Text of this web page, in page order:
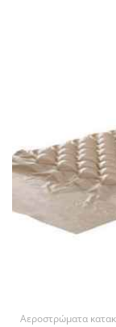
Αεροστρώματα